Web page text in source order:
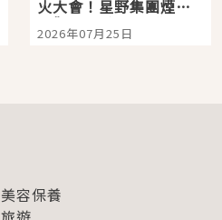
火大會！星野集團煙火
景觀飯店6選，讓你不用
人擠人悠閒欣賞
2026年07月25日
美容保養